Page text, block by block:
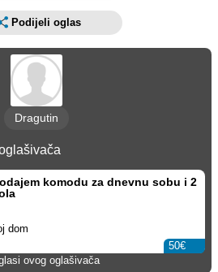
Podijeli oglas
Dragutin
komodu za dnevnu sobu i 2
dom
50€
ovog oglašivača